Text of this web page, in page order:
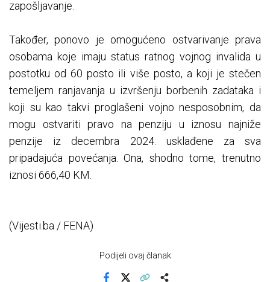
zapošljavanje.
Također, ponovo je omogućeno ostvarivanje prava
osobama koje imaju status ratnog vojnog invalida u
postotku od 60 posto ili više posto, a koji je stečen
temeljem ranjavanja u izvršenju borbenih zadataka i
koji su kao takvi proglašeni vojno nesposobnim, da
mogu ostvariti pravo na penziju u iznosu najniže
penzije iz decembra 2024. usklađene za sva
pripadajuća povećanja. Ona, shodno tome, trenutno
iznosi 666,40 KM.
(Vijesti.ba / FENA)
Podijeli ovaj članak